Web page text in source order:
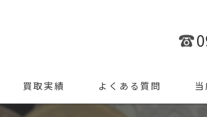
買取実績 よくある質問